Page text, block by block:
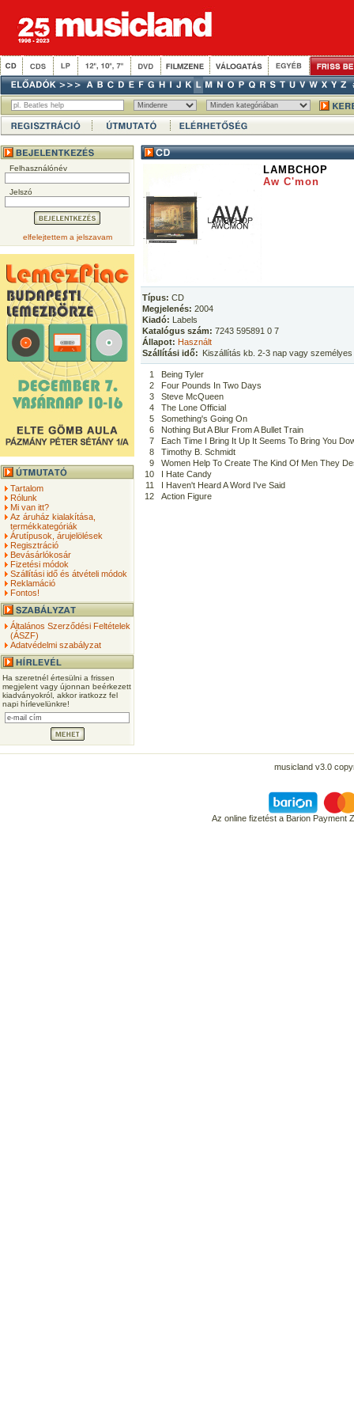
Felhasználónév
Jelszó
elfelejtettem a jelszavam
Tartalom
Rólunk
Mi van itt?
Az áruház kialakítása,
termékkategóriák
Árutípusok, árujelölések
Regisztráció
Bevásárlókosár
Fizetési módok
Szállítási idő és átvételi módok
Reklamáció
Fontos!
Általános Szerződési Feltételek
(ÁSZF)
Adatvédelmi szabályzat
Ha szeretnél értesülni a frissen
megjelent vagy újonnan beérkezett
kiadványokról, akkor iratkozz fel
napi hírlevelünkre!
LAMBCHOP
Aw C'mon
Típus: CD
Megjelenés: 2004
Kiadó: Labels
Katalógus szám: 7243 595891 0 7
Állapot: Használt
Szállítási idő: Kiszállítás kb. 2-3 nap vagy
1
Being Tyler
2
Four Pounds In Two Days
3
Steve McQueen
4
The Lone Official
5
Something's Going On
6
Nothing But A Blur From A Bullet Train
7
Each Time I Bring It Up It Seems To Bring You
8
Timothy B. Schmidt
9
Women Help To Create The Kind Of Men They
10
I Hate Candy
11
I Haven't Heard A Word I've Said
12
Action Figure
musicland v3.0
Az online fizetést a Barion Payment